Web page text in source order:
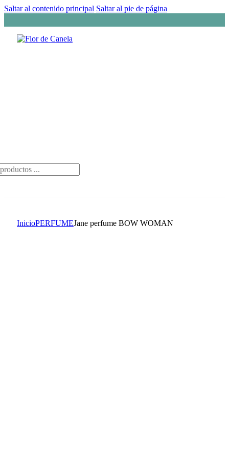
Saltar al contenido principal Saltar al pie de página
InicioPERFUMEJane perfume BOW WOMAN